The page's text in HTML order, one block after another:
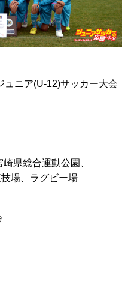
ュニア(U-12)サッカー大会
県総合運動公園、
場、ラグビー場